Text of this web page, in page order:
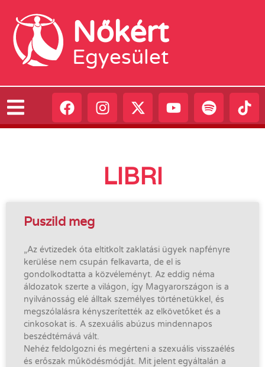
Nőkért
Egyesület
LIBRI
Puszild meg
„Az évtizedek óta eltitkolt zaklatási ügyek napfényre
kerülése nem csupán felkavarta, de el is
gondolkodtatta a közvéleményt. Az eddig néma
áldozatok szerte a világon, így Magyarországon is a
nyilvánosság elé álltak személyes történetükkel, és
megszólalásra kényszerítették az elkövetőket és a
cinkosokat is. A szexuális abúzus mindennapos
beszédtémává vált.
Nehéz feldolgozni és megérteni a szexuális visszaélés
és erőszak működésmódját. Mit jelent egyáltalán a